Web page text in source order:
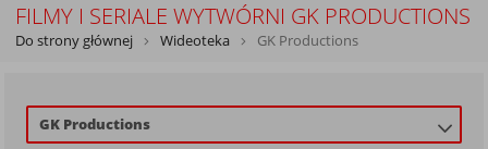
FILMY I SERIALE WYTWÓRNI GK PRODUCTIONS
Do strony głównej Wideoteka GK Productions
GK Productions